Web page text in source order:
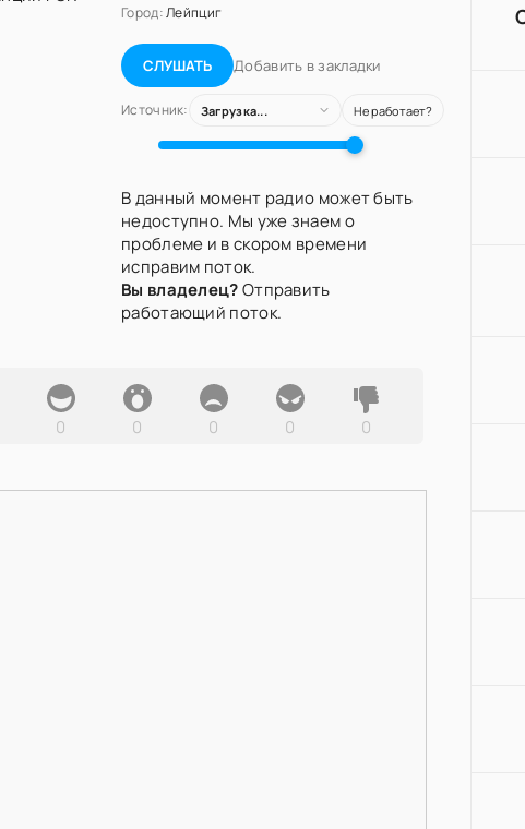
Город:Лейпциг
СЛУШАТЬ Добавить в закладки
Источник: Загрузка... Не работает?
В данный момент радио может быть
недоступно. Мы уже знаем о
проблеме и в скором времени
исправим поток.
Вы владелец?Отправить
работающий поток.
0 0 0 0 0